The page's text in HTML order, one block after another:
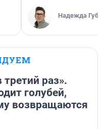
Надежда
раз».
голубей,
возвращаются